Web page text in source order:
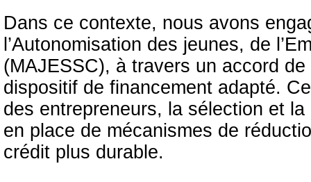
Dans ce contexte, nous avons
l’Autonomisation des jeunes, de
(MAJESSC), à travers un accord
dispositif de financement adapté.
des entrepreneurs, la sélection et
en place de mécanismes de
crédit plus durable.